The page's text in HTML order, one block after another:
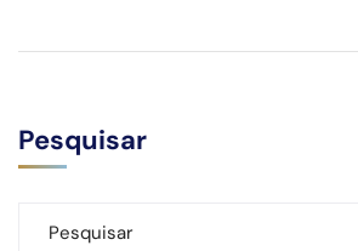
Pesquisar